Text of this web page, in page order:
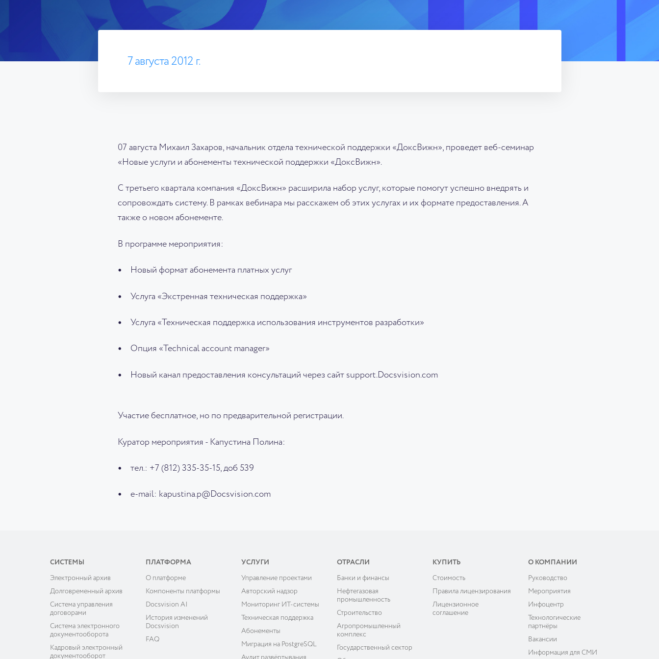
7 августа 2012 г.
07 августа Михаил Захаров, начальник отдела технической поддержки «ДоксВижн», проведет веб-семинар
«Новые услуги и абонементы технической поддержки «ДоксВижн».
С третьего квартала компания «ДоксВижн» расширила набор услуг, которые помогут успешно внедрять и
сопровождать систему. В рамках вебинара мы расскажем об этих услугах и их формате предоставления. А
также о новом абонементе.
В программе мероприятия:
Новый формат абонемента платных услуг
Услуга «Экстренная техническая поддержка»
Услуга «Техническая поддержка использования инструментов разработки»
Опция «Technical account manager»
Новый канал предоставления консультаций через сайт support.Docsvision.com
Участие бесплатное, но по предварительной регистрации.
Куратор мероприятия - Капустина Полина:
тел.: +7 (812) 335-35-15, доб 539
e-mail: kapustina.p@Docsvision.com
СИСТЕМЫ
Электронный архив
Долговременный архив
Система управления
договорами
Система электронного
документооборота
Кадровый электронный
документооборот
ПЛАТФОРМА
О платформе
Компоненты платформы
Docsvision AI
История изменений
Docsvision
FAQ
УСЛУГИ
Управление проектами
Авторский надзор
Мониторинг ИТ-системы
Техническая поддержка
Абонементы
Миграция на PostgreSQL
Аудит развёртывания
ОТРАСЛИ
Банки и финансы
Нефтегазовая
промышленность
Строительство
Агропромышленный
комплекс
Государственный сектор
КУПИТЬ
Cтоимость
Правила лицензирования
Лицензионное
соглашение
О КОМПАНИИ
Руководство
Мероприятия
Инфоцентр
Технологические
партнёры
Вакансии
Информация для СМИ